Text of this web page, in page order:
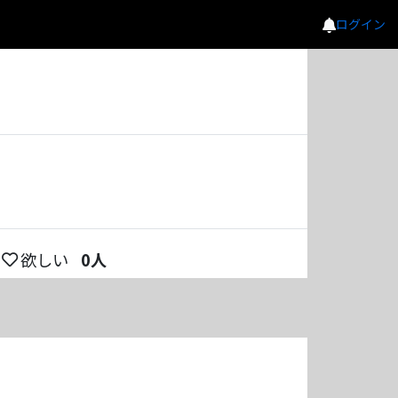
ログイン
欲しい 0人